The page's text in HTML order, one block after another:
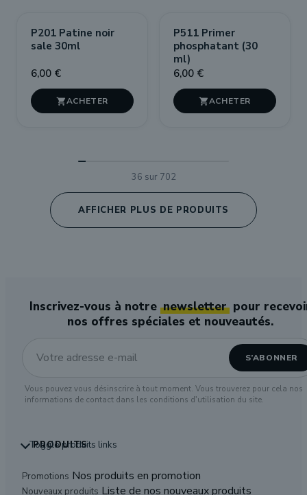
P201 Patine noir
sale 30ml
6,00 €

P511 Primer
phosphatant (30
ml)
6,00 €

36 sur 702
AFFICHER PLUS DE PRODUITS
Inscrivez-vous à notre newsletterpour
nos offres spéciales et nouveautés.
Vous pouvez vous désinscrire à tout moment. Vous trouverez pour cela nos
informations de contact dans les conditions d'utilisation du site.
PRODUITS
Toggle produits links
Promotions Nos produits en promotion
Nouveaux produits Liste de nos nouveaux produits